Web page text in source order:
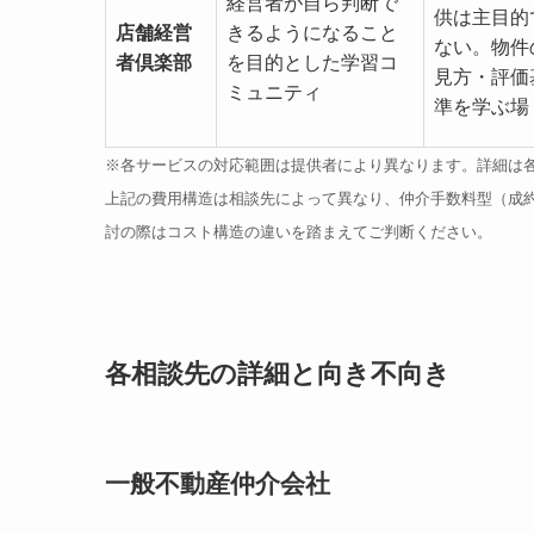
店舗経営
者倶楽部
きるようになること
を目的とした学習コ
ミュニティ
供は主目的
ない。物件
見方・評価
準を学ぶ場
※各サービスの対応範囲は提供者により異なります。詳細は
上記の費用構造は相談先によって異なり、仲介手数料型（
討の際はコスト構造の違いを踏まえてご判断ください。
各相談先の詳細と向き不向き
一般不動産仲介会社